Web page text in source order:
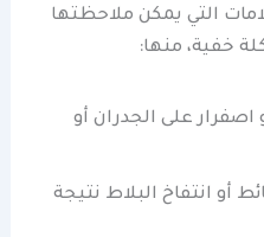
التي يمكن ملاحظتها
خفية، منها:
على الجدران أو
أو انتفاخ البلاط نتيجة